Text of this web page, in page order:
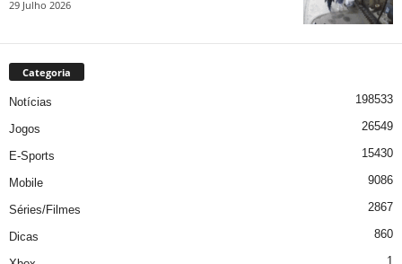
29 Julho 2026
Categoria
Notícias 198533
Jogos 26549
E-Sports 15430
Mobile 9086
Séries/Filmes 2867
Dicas 860
1